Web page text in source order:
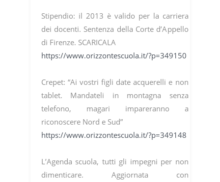
Stipendio: il 2013 è valido per la carriera
dei docenti. Sentenza della Corte d’Appello
di Firenze. SCARICALA
https://www.orizzontescuola.it/?p=349150
Crepet: “Ai vostri figli date acquerelli e non
tablet. Mandateli in montagna senza
telefono, magari impareranno a
riconoscere Nord e Sud”
https://www.orizzontescuola.it/?p=349148
L’Agenda scuola, tutti gli impegni per non
dimenticare. Aggiornata con